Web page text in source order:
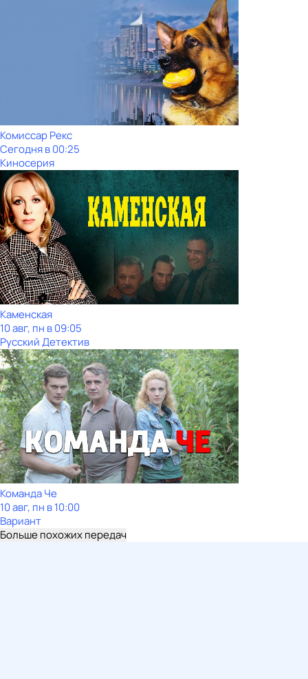
Комиссар Рекс
Сегодня в 00:25
Киносерия
Каменская
10 авг, пн в 09:05
Русский Детектив
Команда Че
10 авг, пн в 10:00
Вариант
Больше похожих передач